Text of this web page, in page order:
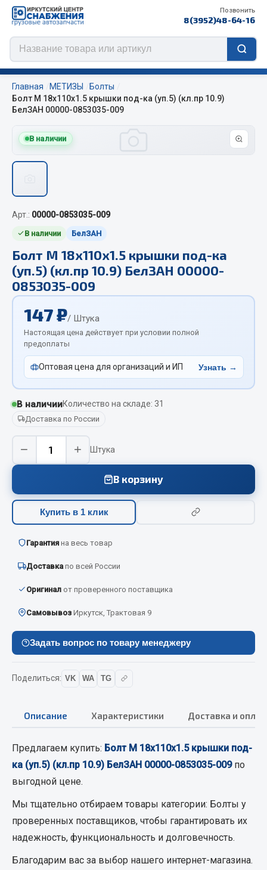
Позвонить
8(3952)48-64-16
ЦЕПИ РОССИЯ
Изготовление цепей на колеса BOHU
QITONG
Весь раздел
Отопители салона, подогреватели
Жидкостные подогреватели
Отопители салона
Подогреватели тосола
Весь раздел
Автотовары
Автозвук
Аксессуары автомобильные
Аптечки и знаки автомобильные
Брызговики
Вентиляторы кабины
Вымпела
Показать ещё
Весь раздел
Смазочные материалы
Масла
Охладжающие жидкости
Весь раздел
МЕТИЗЫ
Болты
Пресс-масленки
Пружины
Главная МЕТИЗЫ
Болты
Болт М 18х110х1.5 крышки под-ка (уп.5) (кл.пр 10.9)
БелЗАН 00000-0853035-009
В наличии
Арт.: 00000-0853035-009
В наличии БелЗАН
Болт М 18х110х1.5 крышки под-ка
(уп.5) (кл.пр 10.9) БелЗАН 00000-
0853035-009
147 ₽/ Штука
Настоящая цена действует при условии полной
предоплаты
Оптовая цена для организаций и ИП Узнать →
В наличииКоличество на складе: 31
Доставка по России
− + Штука
В корзину
Купить в 1 клик
Гарантия на весь товар
Доставка по всей России
Оригинал от проверенного поставщика
Самовывоз Иркутск, Трактовая 9
Задать вопрос по товару менеджеру
Поделиться: VK WA TG
Описание Характеристики Доставка и
Предлагаем купить: Болт М 18х110х1.5 крышки под-
ка (уп.5) (кл.пр 10.9) БелЗАН 00000-0853035-009по
выгодной цене.
Мы тщательно отбираем товары категории: Болты у
проверенных поставщиков, чтобы гарантировать их
надежность, функциональность и долговечность.
Благодарим вас за выбор нашего интернет-магазина.